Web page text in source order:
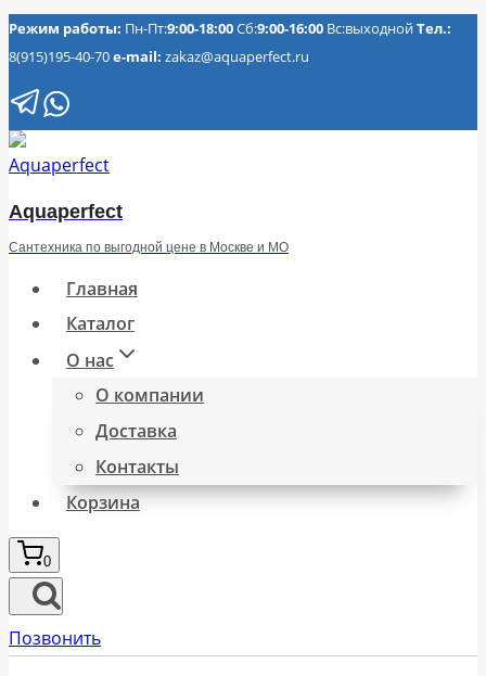
Перейти
к
содержимому
Режим работы: Пн-Пт:9:00-18:00Сб:9:00-16:00 Вс:выходнойТел.:
8(915)195-40-70e-mail: zakaz@aquaperfect.ru
Aquaperfect
Сантехника по выгодной цене в Москве и МО
Главная
Каталог
О нас
О компании
Доставка
Контакты
Корзина
0
Позвонить